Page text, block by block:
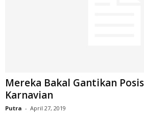
Mereka Bakal Gantikan
Karnavian
Putra - April 27, 2019